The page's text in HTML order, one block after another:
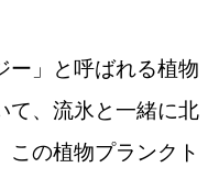
ー」と呼ばれる植物
て、流氷と一緒に北
の植物プランクト